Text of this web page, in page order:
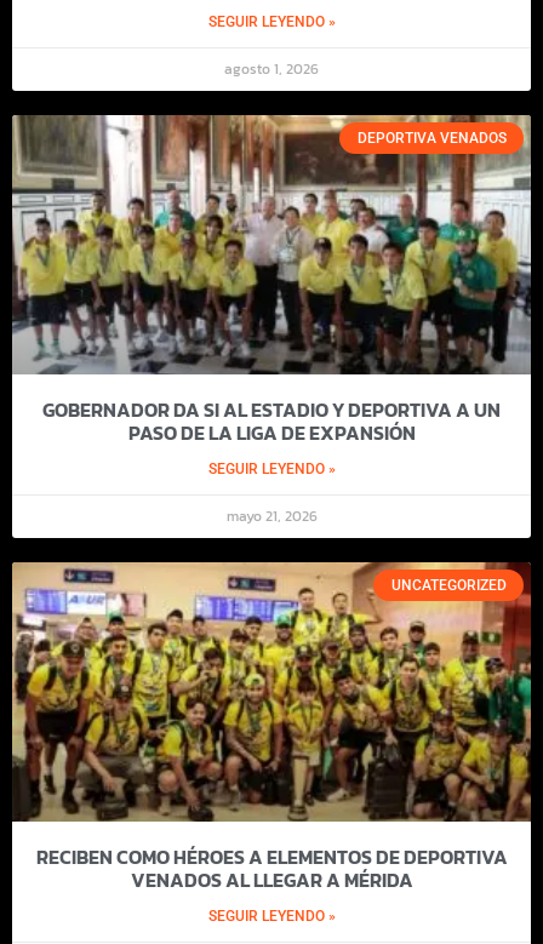
SEGUIR LEYENDO »
agosto 1, 2026
DEPORTIVA VENADOS
GOBERNADOR DA SI AL ESTADIO Y DEPORTIVA A UN
PASO DE LA LIGA DE EXPANSIÓN
SEGUIR LEYENDO »
mayo 21, 2026
UNCATEGORIZED
RECIBEN COMO HÉROES A ELEMENTOS DE DEPORTIVA
VENADOS AL LLEGAR A MÉRIDA
SEGUIR LEYENDO »